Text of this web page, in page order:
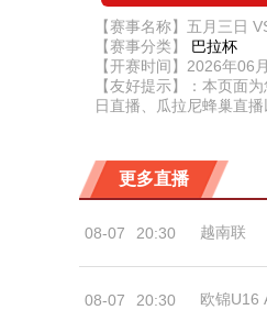
【赛事名称】五月三日
【赛事分类】 巴拉杯
【开赛时间】2026年06
【友好提示】：本页面
日直播、瓜拉尼蜂巢直
更多直播
08-07 20:30 越南联
08-07 20:30 欧锦U16